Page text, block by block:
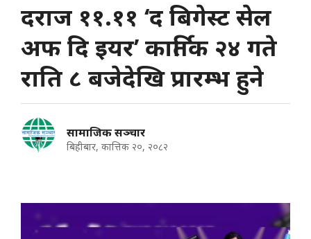
दराज ११.११ ‘द बिगेस्ट सेल
अफ दि इयर’ कार्तिक २४ गते
राति ८ बजेदेखि प्रारम्भ हुने
सामाजिक सञ्चार
बिहीबार, कात्तिक २०, २०८२